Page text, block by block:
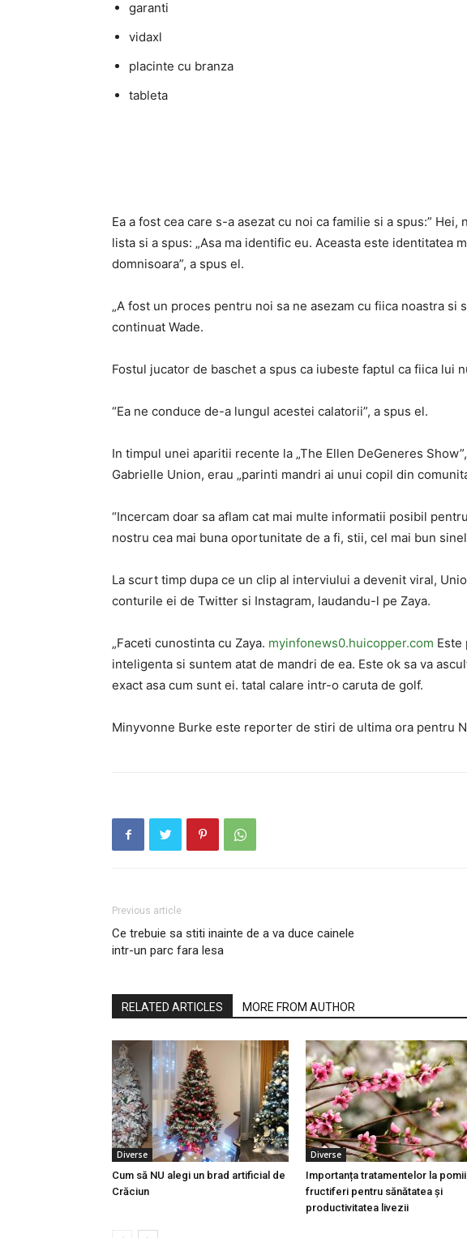
garanti
vidaxl
placinte cu branza
tableta
Ea a fost cea care s-a asezat cu noi ca familie si a spus:” Hei,
lista si a spus: „Asa ma identific eu. Aceasta este identitatea
domnisoara”, a spus el.
„A fost un proces pentru noi sa ne asezam cu fiica noastra si
continuat Wade.
Fostul jucator de baschet a spus ca iubeste faptul ca fiica lui
“Ea ne conduce de-a lungul acestei calatorii”, a spus el.
In timpul unei aparitii recente la „The Ellen DeGeneres
Gabrielle Union, erau „parinti mandri ai unui copil din
“Incercam doar sa aflam cat mai multe informatii posibil
nostru cea mai buna oportunitate de a fi, stii, cel mai bun
La scurt timp dupa ce un clip al interviului a devenit viral,
conturile ei de Twitter si Instagram, laudandu-l pe Zaya.
„Faceti cunostinta cu Zaya. myinfonews0.huicopper.com Este
inteligenta si suntem atat de mandri de ea. Este ok sa va
exact asa cum sunt ei. tatal calare intr-o caruta de golf.
Minyvonne Burke este reporter de stiri de ultima ora pentru
Previous article
Ce trebuie sa stiti inainte de a va duce cainele
intr-un parc fara lesa
RELATED ARTICLES MORE FROM AUTHOR
Diverse
Cum să NU alegi un brad artificial de
Crăciun
Diverse
Importanța tratamentelor la pomii
fructiferi pentru sănătatea și
productivitatea livezii